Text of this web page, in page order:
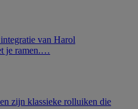
van Harol
je ramen.…
zijn klassieke rolluiken die